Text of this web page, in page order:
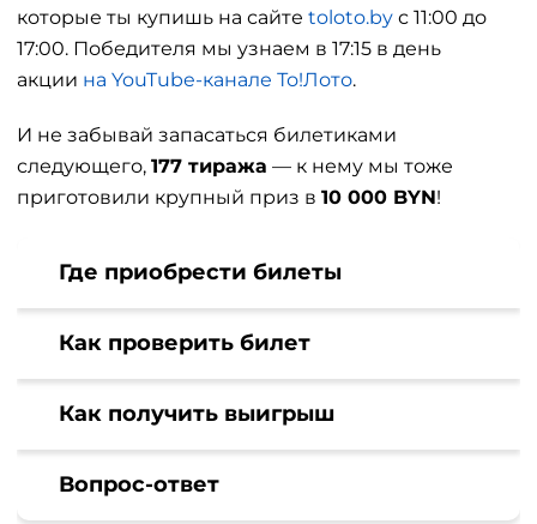
которые ты купишь на сайте toloto.by с 11:00 до
17:00. Победителя мы узнаем в 17:15 в день
акции на YouTube-канале То!Лото.
И не забывай запасаться билетиками
следующего, 177 тиража — к нему мы тоже
приготовили крупный приз в 10 000 BYN!
Где приобрести билеты
Как проверить билет
Как получить выигрыш
Вопрос-ответ